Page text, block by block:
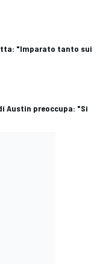
"Imparato tanto sui
Austin preoccupa: "Si